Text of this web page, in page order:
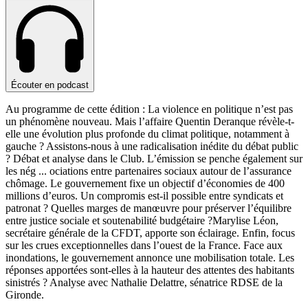
Écouter en podcast
Au programme de cette édition : La violence en politique n’est pas
un phénomène nouveau. Mais l’affaire Quentin Deranque révèle-t-
elle une évolution plus profonde du climat politique, notamment à
gauche ? Assistons-nous à une radicalisation inédite du débat public
? Débat et analyse dans le Club. L’émission se penche également sur
les nég ... ociations entre partenaires sociaux autour de l’assurance
chômage. Le gouvernement fixe un objectif d’économies de 400
millions d’euros. Un compromis est-il possible entre syndicats et
patronat ? Quelles marges de manœuvre pour préserver l’équilibre
entre justice sociale et soutenabilité budgétaire ?Marylise Léon,
secrétaire générale de la CFDT, apporte son éclairage. Enfin, focus
sur les crues exceptionnelles dans l’ouest de la France. Face aux
inondations, le gouvernement annonce une mobilisation totale. Les
réponses apportées sont-elles à la hauteur des attentes des habitants
sinistrés ? Analyse avec Nathalie Delattre, sénatrice RDSE de la
Gironde.